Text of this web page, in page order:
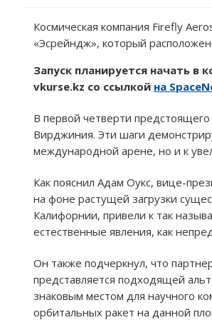
Космическая компания Firefly
«Эсрейндж», который
Запуск планируется начать в
vkurse.kz со ссылкой на
В первой четверти
Вирджиния. Эти шаги
международной арене, но и к
Как пояснил Адам Оукс, вице-
на фоне растущей загрузки
Калифорнии, привели к так
естественные явления, как
Он также подчеркнул, что
представляется подходящей
знаковым местом для научного
орбитальных ракет на данной